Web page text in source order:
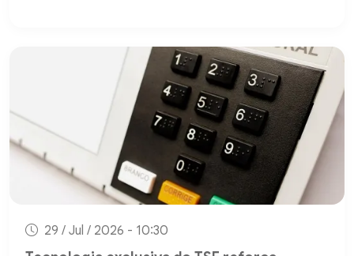
29 / Jul / 2026 - 10:30